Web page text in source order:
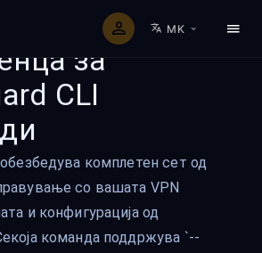
MK
за
CLI
обезбедува комплетен сет од
со вашата VPN
и конфигурација од
команда поддржува `--